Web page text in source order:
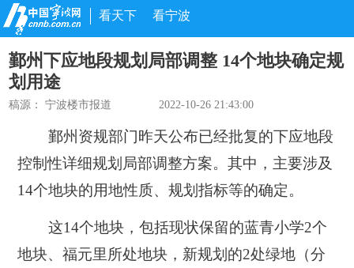
看天下 看宁波
鄞州下应地段规划局部调整 14个地块确定规
划用途
稿源：宁波楼市报道 2022-10-26 21:43:00
鄞州资规部门昨天公布已经批复的下应地段
控制性详细规划局部调整方案。其中，主要涉及
14个地块的用地性质、规划指标等的确定。
这14个地块，包括现状保留的蓝青小学2个
地块、福元里所处地块，新规划的2处绿地 （分